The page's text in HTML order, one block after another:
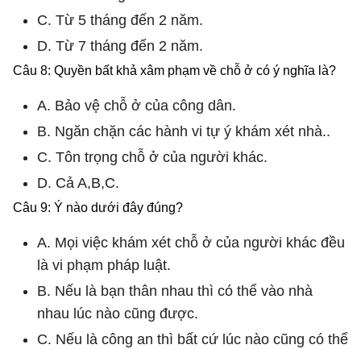
C. Từ 5 tháng đến 2 năm.
D. Từ 7 tháng đến 2 năm.
Câu 8: Quyền bất khả xâm phạm về chỗ ở có ý nghĩa là?
A. Bảo vệ chỗ ở của công dân.
B. Ngăn chặn các hành vi tự ý khám xét nhà..
C. Tôn trọng chỗ ở của người khác.
D. Cả A,B,C.
Câu 9: Ý nào dưới đây đúng?
A. Mọi việc khám xét chỗ ở của người khác đều
là vi phạm pháp luật.
B. Nếu là bạn thân nhau thì có thể vào nhà
nhau lúc nào cũng được.
C. Nếu là công an thì bất cứ lúc nào cũng có thể